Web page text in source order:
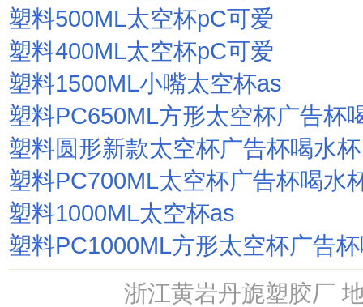
塑料500ML太空杯pC可爱
塑料400ML太空杯pC可爱
塑料1500ML小嘴太空杯as
塑料PC650ML方形太空杯广告杯
塑料圆形新款太空杯广告杯喝水杯
塑料PC700ML太空杯广告杯喝水
塑料1000ML太空杯as
塑料PC1000ML方形太空杯广告
浙江黄岩丹旎塑胶厂